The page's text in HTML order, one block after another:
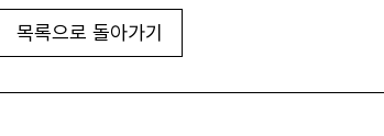
목록으로 돌아가기